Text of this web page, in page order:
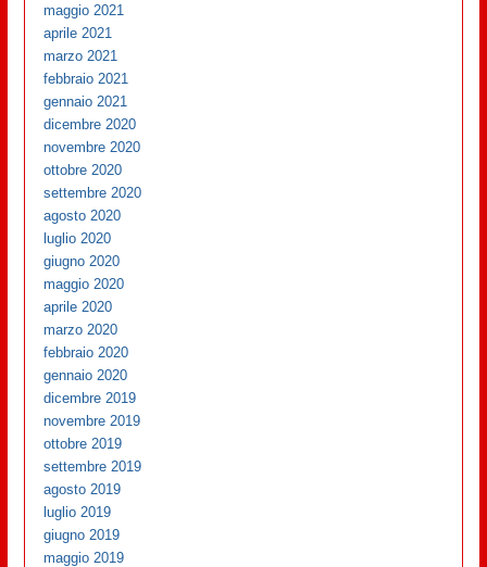
maggio 2021
aprile 2021
marzo 2021
febbraio 2021
gennaio 2021
dicembre 2020
novembre 2020
ottobre 2020
settembre 2020
agosto 2020
luglio 2020
giugno 2020
maggio 2020
aprile 2020
marzo 2020
febbraio 2020
gennaio 2020
dicembre 2019
novembre 2019
ottobre 2019
settembre 2019
agosto 2019
luglio 2019
giugno 2019
maggio 2019